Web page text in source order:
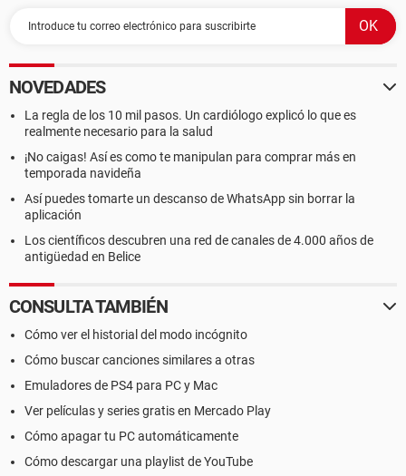
NOVEDADES
La regla de los 10 mil pasos. Un cardiólogo explicó lo que es
realmente necesario para la salud
¡No caigas! Así es como te manipulan para comprar más en
temporada navideña
Así puedes tomarte un descanso de WhatsApp sin borrar la
aplicación
Los científicos descubren una red de canales de 4.000 años de
antigüedad en Belice
CONSULTA TAMBIÉN
Cómo ver el historial del modo incógnito
Cómo buscar canciones similares a otras
Emuladores de PS4 para PC y Mac
Ver películas y series gratis en Mercado Play
Cómo apagar tu PC automáticamente
Cómo descargar una playlist de YouTube